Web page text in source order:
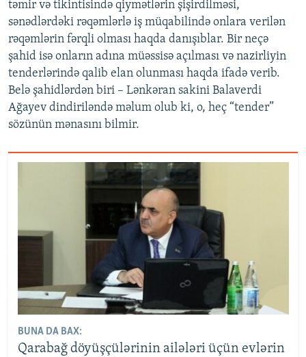
təmir və tikintisində qiymətlərin şişirdilməsi,
sənədlərdəki rəqəmlərlə iş müqabilində onlara verilən
rəqəmlərin fərqli olması haqda danışıblar. Bir neçə
şahid isə onların adına müəssisə açılması və nazirliyin
tenderlərində qalib elan olunması haqda ifadə verib.
Belə şahidlərdən biri – Lənkəran sakini Balaverdi
Ağayev dindiriləndə məlum olub ki, o, heç “tender”
sözünün mənasını bilmir.
BUNA DA BAX:
Qarabağ döyüşçülərinin ailələri üçün evlərin